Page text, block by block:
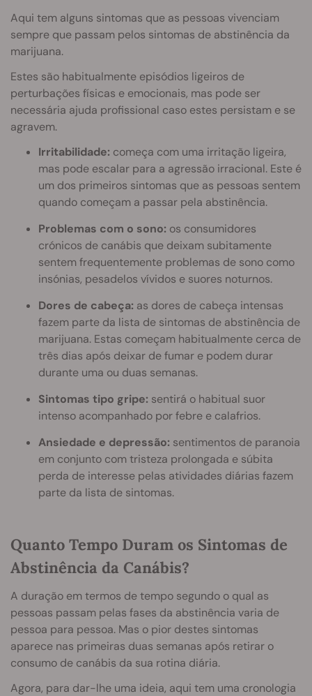
Aqui tem alguns sintomas que as pessoas vivenciam
sempre que passam pelos sintomas de abstinência da
marijuana.
Estes são habitualmente episódios ligeiros de
perturbações físicas e emocionais, mas pode ser
necessária ajuda profissional caso estes persistam e se
agravem.
Irritabilidade: começa com uma irritação ligeira,
mas pode escalar para a agressão irracional. Este é
um dos primeiros sintomas que as pessoas sentem
quando começam a passar pela abstinência.
Problemas com o sono: os consumidores
crónicos de canábis que deixam subitamente
sentem frequentemente problemas de sono como
insónias, pesadelos vívidos e suores noturnos.
Dores de cabeça: as dores de cabeça intensas
fazem parte da lista de sintomas de abstinência de
marijuana. Estas começam habitualmente cerca de
três dias após deixar de fumar e podem durar
durante uma ou duas semanas.
Sintomas tipo gripe: sentirá o habitual suor
intenso acompanhado por febre e calafrios.
Ansiedade e depressão: sentimentos de paranoia
em conjunto com tristeza prolongada e súbita
perda de interesse pelas atividades diárias fazem
parte da lista de sintomas.
Quanto Tempo Duram os Sintomas de
Abstinência da Canábis?
A duração em termos de tempo segundo o qual as
pessoas passam pelas fases da abstinência varia de
pessoa para pessoa. Mas o pior destes sintomas
aparece nas primeiras duas semanas após retirar o
consumo de canábis da sua rotina diária.
Agora, para dar-lhe uma ideia, aqui tem uma cronologia